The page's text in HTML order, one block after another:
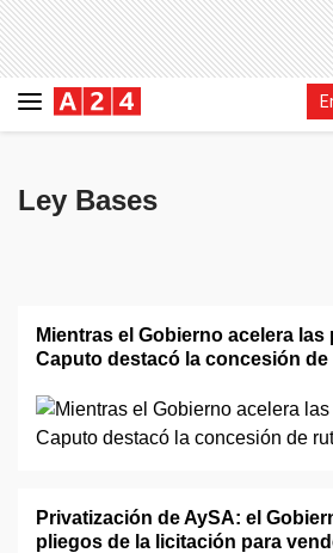
Ley Bases
Mientras el Gobierno acelera
Caputo destacó la concesión de
Privatización de AySA: el
pliegos de la licitación para